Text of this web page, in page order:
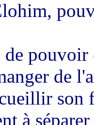
de
son
à